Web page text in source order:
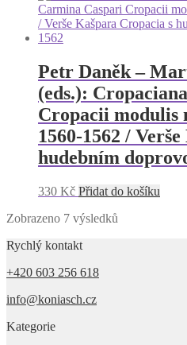
Petr Daněk –
(eds.):
Cropacii modulis
1560-1562 /
hudebním
330 Kč Přidat do košíku
Zobrazeno 7 výsledků
Rychlý kontakt
+420 603 256 618
info@koniasch.cz
Kategorie